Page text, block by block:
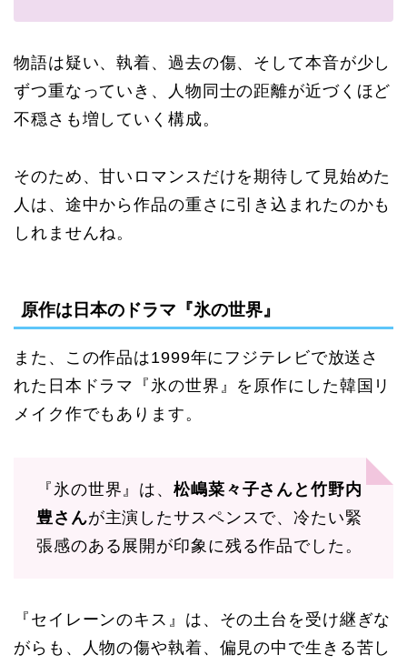
物語は疑い、執着、過去の傷、そして本音が少し
ずつ重なっていき、人物同士の距離が近づくほど
不穏さも増していく構成。
そのため、甘いロマンスだけを期待して見始めた
人は、途中から作品の重さに引き込まれたのかも
しれませんね。
原作は日本のドラマ『氷の世界』
また、この作品は1999年にフジテレビで放送さ
れた日本ドラマ『氷の世界』を原作にした韓国リ
メイク作でもあります。
『氷の世界』は、松嶋菜々子さんと竹野内
豊さんが主演したサスペンスで、冷たい緊
張感のある展開が印象に残る作品でした。
『セイレーンのキス』は、その土台を受け継ぎな
がらも、人物の傷や執着、偏見の中で生きる苦し